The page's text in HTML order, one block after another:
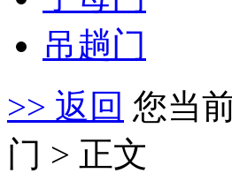
吊趟门
>> 返回 您当
门 > 正文